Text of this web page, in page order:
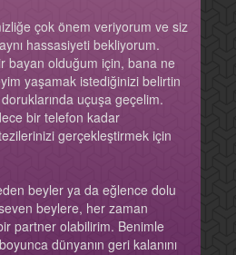
çok önem veriyorum ve siz
hassasiyeti bekliyorum.
bayan olduğum için, bana ne
yaşamak istediğinizi belirtin
uçuşa geçelim.
bir telefon kadar
gerçekleştirmek için
beyler ya da eğlence dolu
beylere, her zaman
partner olabilirim. Benimle
dünyanın geri kalanını